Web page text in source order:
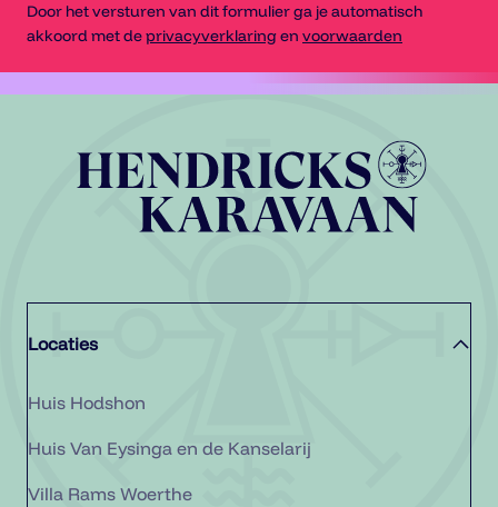
Door het versturen van dit formulier ga je automatisch
akkoord met deprivacyverklaringen voorwaarden
Locaties
Huis Hodshon
Huis Van Eysinga en de Kanselarij
Villa Rams Woerthe